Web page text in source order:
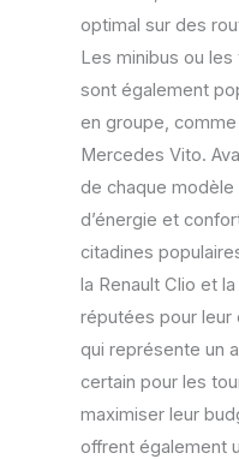
optimal sur des
Les minibus ou
sont également
en groupe,
Mercedes Vito.
de chaque
d’énergie et
citadines
la Renault Clio et
réputées pour leur
qui représente un
certain pour les
maximiser leur
offrent également